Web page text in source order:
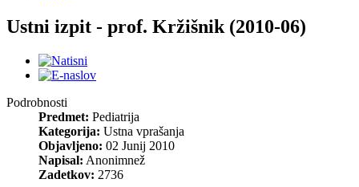
Ustni izpit - prof. Kržišnik (2010-06)
Podrobnosti
Predmet: Pediatrija
Kategorija: Ustna vprašanja
Objavljeno: 02 Junij 2010
Napisal: Anonimnež
Zadetkov: 2736